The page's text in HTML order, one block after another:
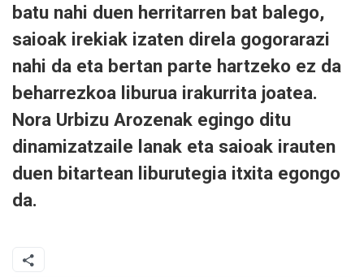
batu nahi duen herritarren bat balego,
saioak irekiak izaten direla gogorarazi
nahi da eta bertan parte hartzeko ez da
beharrezkoa liburua irakurrita joatea.
Nora Urbizu Arozenak egingo ditu
dinamizatzaile lanak eta saioak irauten
duen bitartean liburutegia itxita egongo
da.